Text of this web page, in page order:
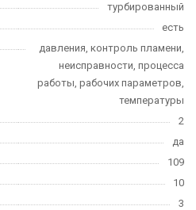
турбированный
есть
давления, контроль пламени,
неисправности, процесса
работы, рабочих параметров,
температуры
2
да
109
10
3